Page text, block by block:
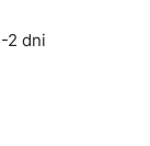
2 dni